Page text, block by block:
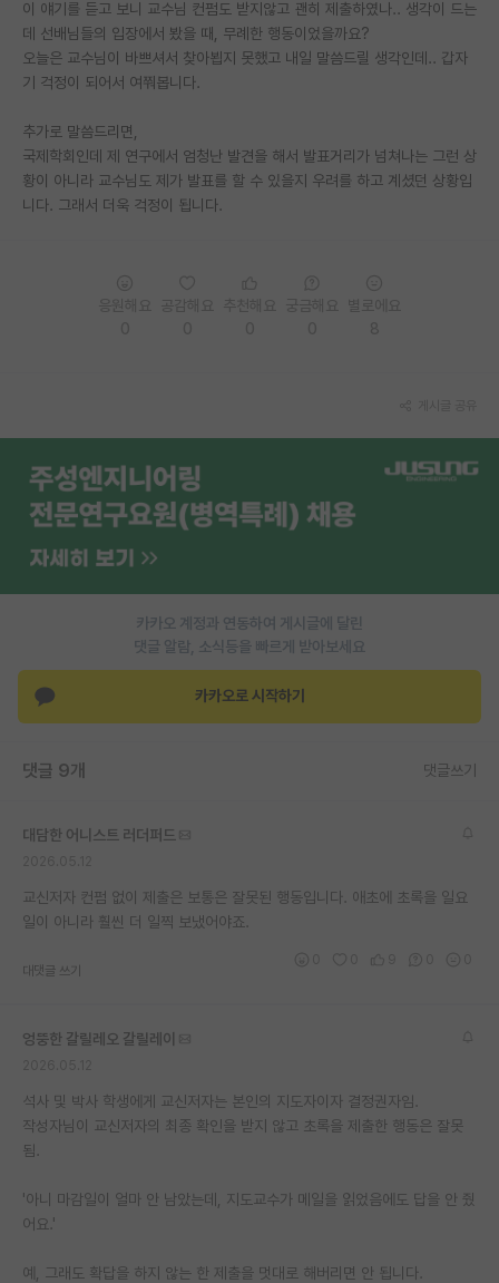
임용 후기 게시판
PI 전용 게시판
특수/전문대학원 게시판
반도체/AI 게시판
이벤트
반도체 아카데미
재팬라운지 🌸
이 얘기를 듣고 보니 교수님 컨펌도 받지않고 괜히 제출하였나.. 생각이 드는
데 선배님들의 입장에서 봤을 때, 무례한 행동이었을까요?
오늘은 교수님이 바쁘셔서 찾아뵙지 못했고 내일 말씀드릴 생각인데.. 갑자
기 걱정이 되어서 여쭤봅니다.
추가로 말씀드리면,
국제학회인데 제 연구에서 엄청난 발견을 해서 발표거리가 넘쳐나는 그런 상
황이 아니라 교수님도 제가 발표를 할 수 있을지 우려를 하고 계셨던 상황입
니다. 그래서 더욱 걱정이 됩니다.
카카오 계정과 연동하여 게시글에 달린
댓글 알람, 소식등을 빠르게 받아보세요
카카오로 시작하기
댓글 9개 댓글쓰기
대담한 어니스트 러더퍼드
교신저자 컨펌 없이 제출은 보통은 잘못된 행동입니다. 애초에 초록을 일요
일이 아니라 훨씬 더 일찍 보냈어야죠.
대댓글 쓰기
엉뚱한 갈릴레오 갈릴레이
석사 및 박사 학생에게 교신저자는 본인의 지도자이자 결정권자임.
작성자님이 교신저자의 최종 확인을 받지 않고 초록을 제출한 행동은 잘못
됨.
'아니 마감일이 얼마 안 남았는데, 지도교수가 메일을 읽었음에도 답을 안 줬
어요.'
예, 그래도 확답을 하지 않는 한 제출을 멋대로 해버리면 안 됩니다.